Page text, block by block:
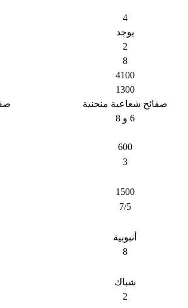
4
يوجد
2
8
4100
1300
صفائح شعاعية منحنية
6 و 8
600
3
1500
7/5
أنبوبية
8
شباك
2